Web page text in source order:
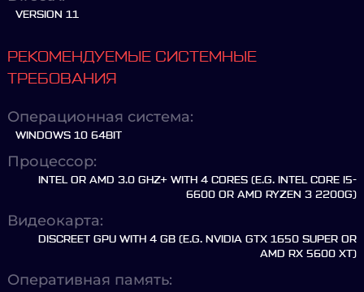
VERSION 11
РЕКОМЕНДУЕМЫЕ СИСТЕМНЫЕ
ТРЕБОВАНИЯ
Операционная система:
WINDOWS 10 64BIT
Процессор:
INTEL OR AMD 3.0 GHZ+ WITH 4 CORES (E.G. INTEL CORE I5-
6600 OR AMD RYZEN 3 2200G)
Видеокарта:
DISCREET GPU WITH 4 GB (E.G. NVIDIA GTX 1650 SUPER OR
AMD RX 5600 XT)
Оперативная память: